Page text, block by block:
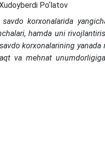
Po‘latov
korxonalarida
hamda uni
korxonalarining
va mehnat